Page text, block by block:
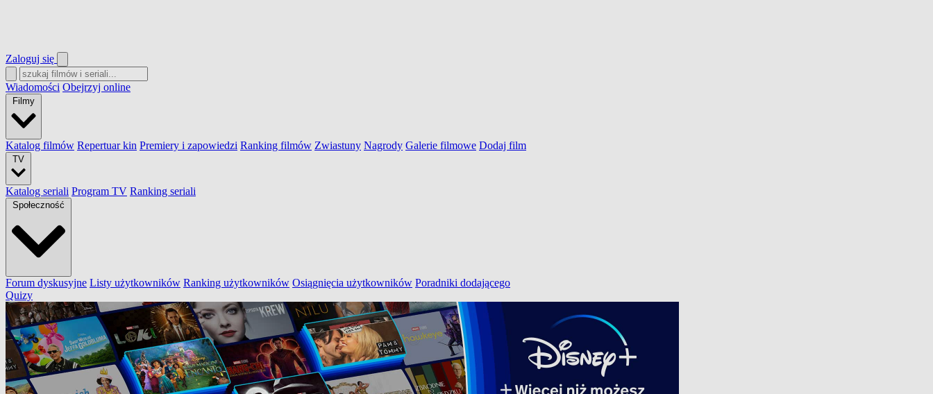
Zaloguj się
Wiadomości Obejrzyj online
Filmy
Katalog filmów Repertuar kin Premiery i zapowiedzi Ranking filmów Zwiastuny Nagrody Galerie filmowe Dodaj film
TV
Katalog seriali Program TV Ranking seriali
Społeczność
Forum dyskusyjne Listy użytkowników Ranking użytkowników Osiągnięcia użytkowników Poradniki dodającego
Quizy